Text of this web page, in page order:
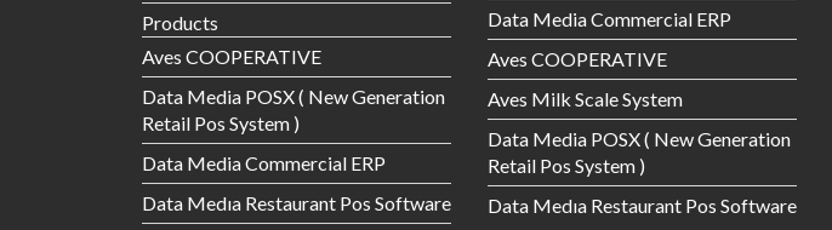
Products
Aves COOPERATIVE
Data Media POSX ( New Generation
Retail Pos System )
Data Media Commercial ERP
Data Medıa Restaurant Pos Software
Data Media Commercial ERP
Aves COOPERATIVE
Aves Milk Scale System
Data Media POSX ( New Generation
Retail Pos System )
Data Medıa Restaurant Pos Software